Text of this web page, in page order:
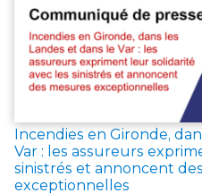
2026,
LES
ÉPARGNANTS
MAINTIENNENT
LEUR
CONFIANCE
L’ASSURANCE
VIE
Incendies en Gironde,
Var : les assureurs
sinistrés et annoncent
exceptionnelles